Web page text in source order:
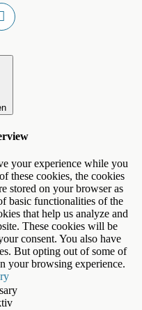
your experience while you
these cookies, the cookies
stored on your browser as
basic functionalities of the
that help us analyze and
These cookies will be
consent. You also have
But opting out of some of
your browsing experience.